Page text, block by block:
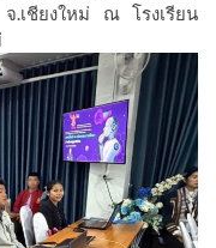
จ.เชียงใหม่ ณ โรงเรียน